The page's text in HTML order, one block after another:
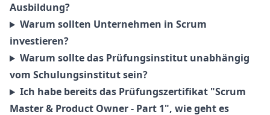
Ausbildung?
Warum sollten Unternehmen in Scrum
investieren?
Warum sollte das Prüfungsinstitut unabhängig
vom Schulungsinstitut sein?
Ich habe bereits das Prüfungszertifikat "Scrum
Master & Product Owner - Part 1", wie geht es